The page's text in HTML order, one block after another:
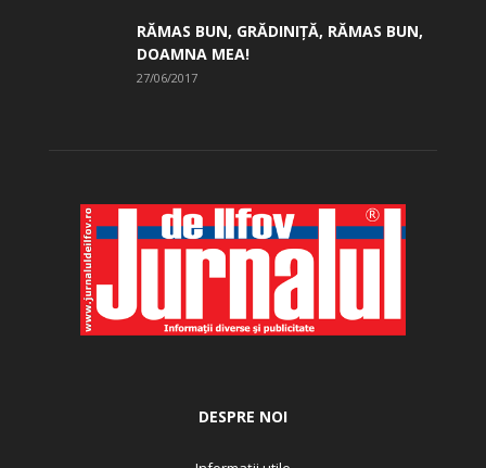
RĂMAS BUN, GRĂDINIŢĂ, ­RĂMAS BUN,
DOAMNA MEA!
27/06/2017
DESPRE NOI